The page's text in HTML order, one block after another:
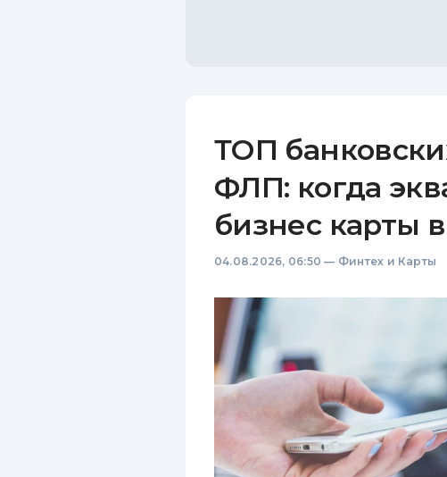
ТОП
ФЛП: когда
бизнес карты
04.08.2026, 06:50 — Финтех и Карты